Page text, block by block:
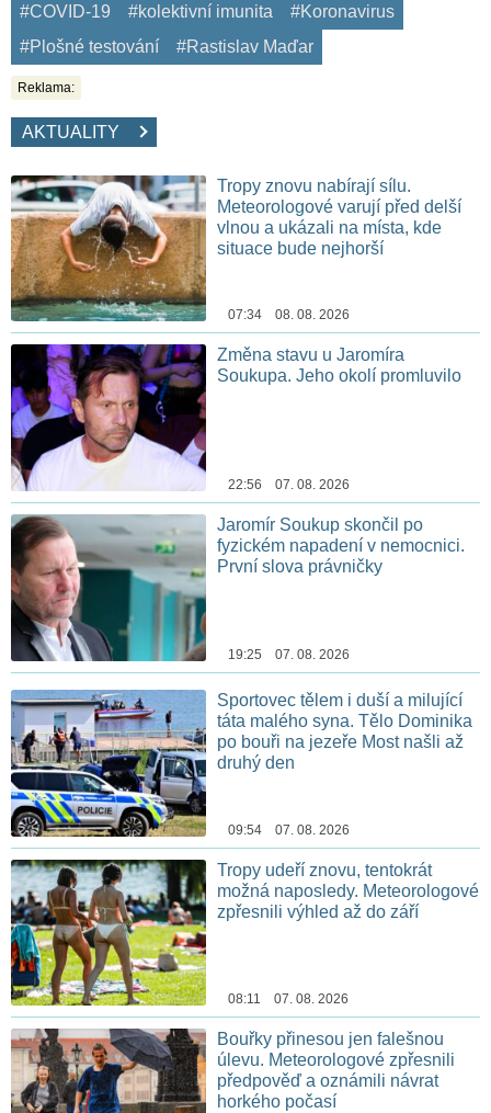
#COVID-19 #kolektivní imunita
#Koronavirus
#Plošné testování
#Rastislav Maďar
Reklama:
AKTUALITY
Tropy znovu nabírají sílu.
Meteorologové varují před delší
vlnou a ukázali na místa, kde
situace bude nejhorší
07:34 08. 08. 2026
Změna stavu u Jaromíra
Soukupa. Jeho okolí promluvilo
22:56 07. 08. 2026
Jaromír Soukup skončil po
fyzickém napadení v nemocnici.
První slova právničky
19:25 07. 08. 2026
Sportovec tělem i duší a milující
táta malého syna. Tělo Dominika
po bouři na jezeře Most našli až
druhý den
09:54 07. 08. 2026
Tropy udeří znovu, tentokrát
možná naposledy. Meteorologové
zpřesnili výhled až do září
08:11 07. 08. 2026
Bouřky přinesou jen falešnou
úlevu. Meteorologové zpřesnili
předpověď a oznámili návrat
horkého počasí